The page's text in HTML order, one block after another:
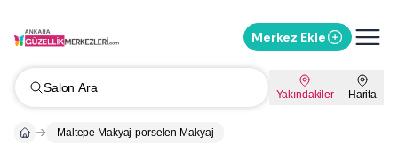
Merkez Ekle
Salon Ara Yakındakiler Harita
Maltepe Makyaj-porselen Makyaj